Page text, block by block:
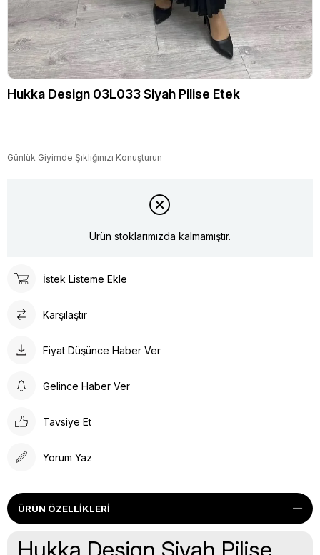
Hukka Design 03L033 Siyah Pilise Etek
Günlük Giyimde Şıklığınızı Konuşturun
Ürün stoklarımızda kalmamıştır.
İstek Listeme Ekle
Karşılaştır
Fiyat Düşünce Haber Ver
Gelince Haber Ver
Tavsiye Et
Yorum Yaz
ÜRÜN ÖZELLIKLERI